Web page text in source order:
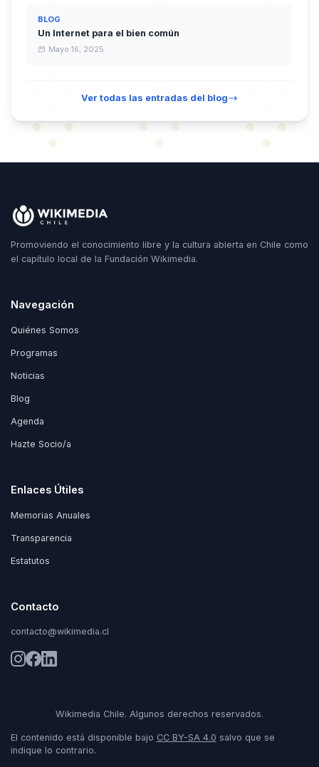
BLOG
Un Internet para el bien común
Mayo 16, 2025
Ver todas las entradas del blog
Promoviendo el conocimiento libre y la cultura abierta en Chile como
el capítulo local de la Fundación Wikimedia.
Navegación
Quiénes Somos
Programas
Noticias
Blog
Agenda
Hazte Socio/a
Enlaces Útiles
Memorias Anuales
Transparencia
Estatutos
Contacto
contacto@wikimedia.cl
Wikimedia Chile. Algunos derechos reservados.
El contenido está disponible bajo CC BY-SA 4.0 salvo que se
indique lo contrario.